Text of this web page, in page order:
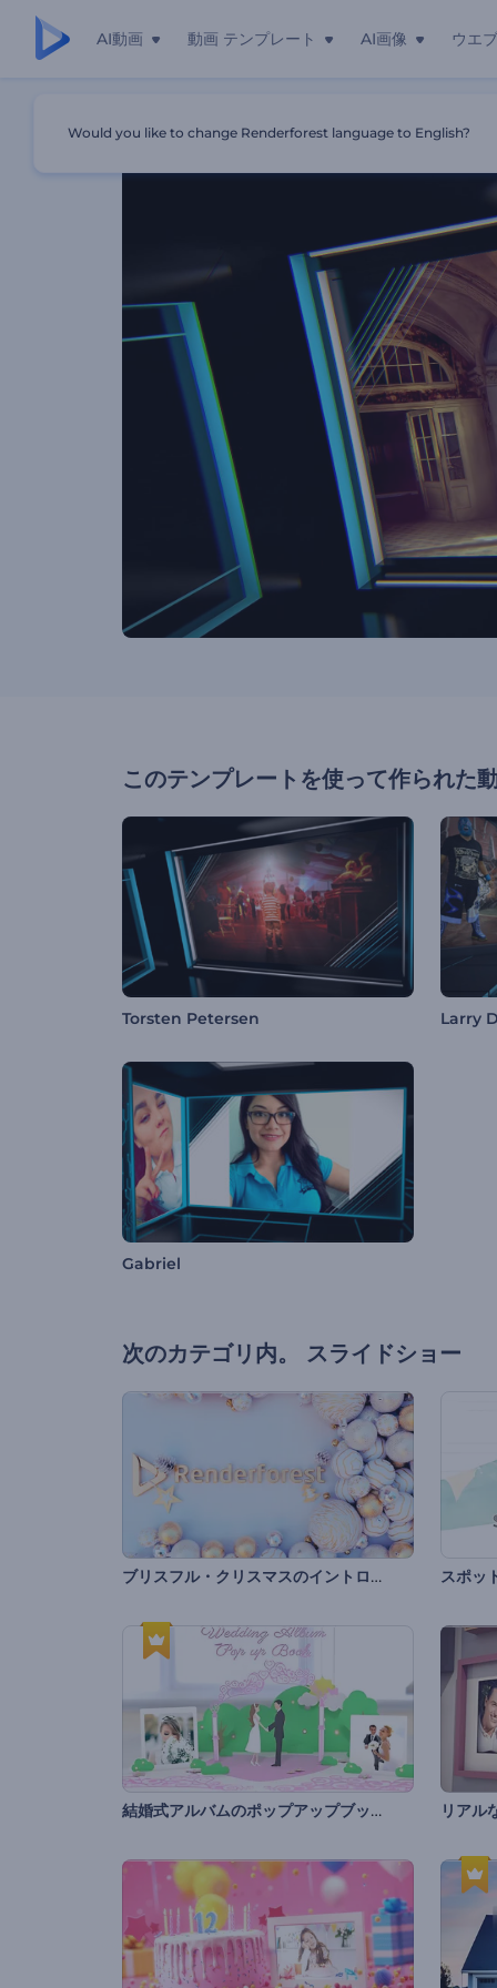
AI動画 動画 テンプレート AI画像 ウエ
このテンプレートを使って作られた
Torsten Petersen Larry
Gabriel
次のカテゴリ内。 スライドショー
ブリスフル・クリスマスのイントロ動画 スポッ
結婚式アルバムのポップアップブック リアル
Would you like to change Renderforest language to English?